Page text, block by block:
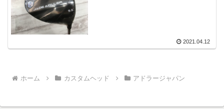
2021.04.12
ホーム カスタムヘッド アドラージャパン